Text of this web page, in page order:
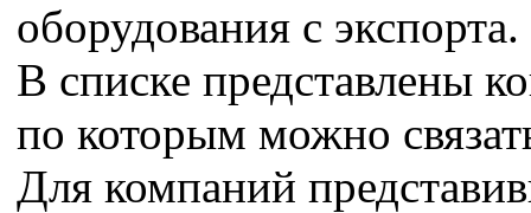
оборудования с экспорта.
В списке представлены
по которым можно
Для компаний